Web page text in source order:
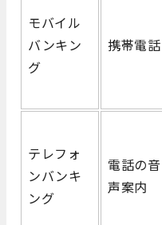
モバイル
バンキン
グ
携帯電話
テレフォ
ンバンキ
ング
電話の音
声案内